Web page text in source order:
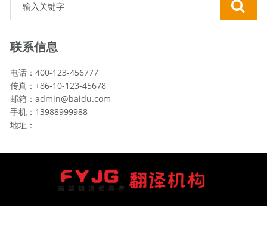
联系信息
电话：400-123-456777
传真：+86-10-123-45678
邮箱：admin@baidu.com
手机：13988999988
地址：